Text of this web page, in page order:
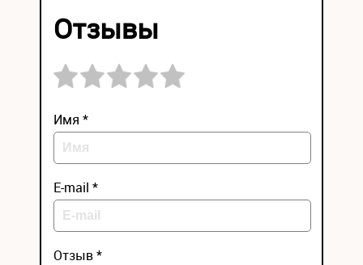
Отзывы
Имя *
E-mail *
Отзыв *